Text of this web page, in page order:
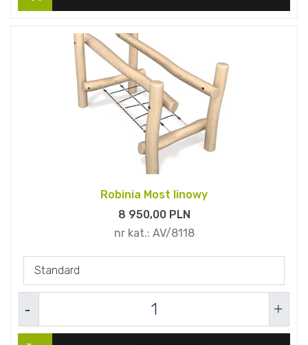
Robinia Most linowy
8 950,00PLN
nr kat.: AV/8118
Standard